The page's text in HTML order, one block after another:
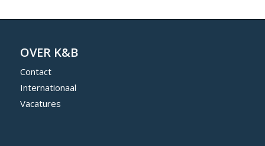
OVER K&B
Contact
Internationaal
Vacatures